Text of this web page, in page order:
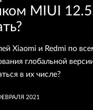
MIUI
Xiaomi и Redmi по
глобальной
в их числе?
2021